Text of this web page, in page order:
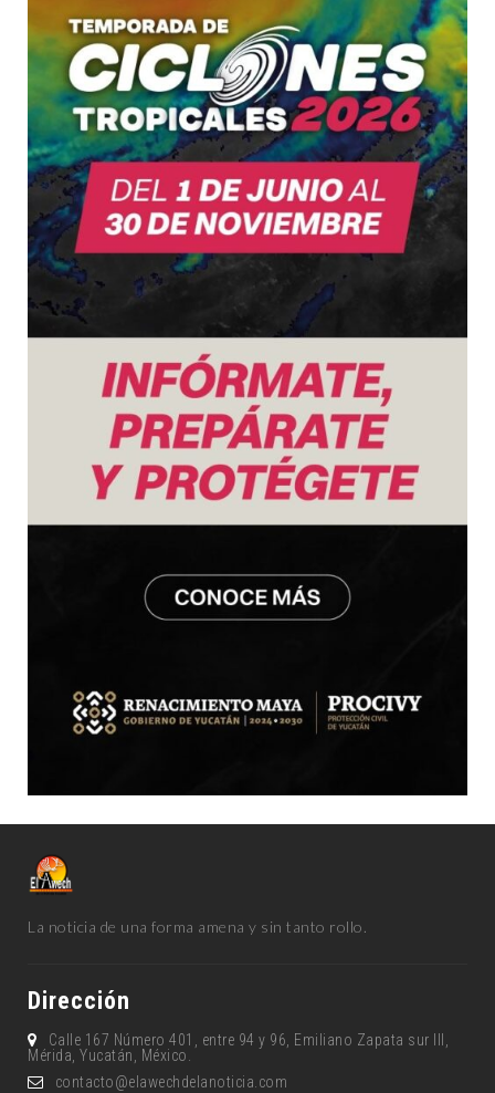
La noticia de una forma amena y sin tanto rollo.
Dirección
Calle 167 Número 401, entre 94 y 96, Emiliano Zapata sur lll,
Mérida, Yucatán, México.
contacto@elawechdelanoticia.com